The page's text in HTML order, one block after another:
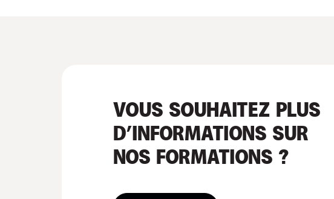
VOUS SOUHAITEZ PLUS
D’INFORMATIONS SUR
NOS FORMATIONS ?